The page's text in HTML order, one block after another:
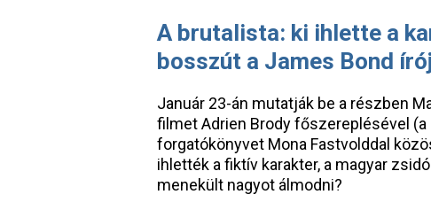
A brutalista: ki ihlette a
bosszút a James Bond
Január 23-án mutatják be a részben
filmet Adrien Brody főszereplésével
forgatókönyvet Mona Fastvolddal
ihlették a fiktív karakter, a magyar
menekült nagyot álmodni?